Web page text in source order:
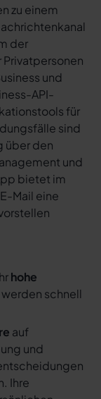
zu einem
der
und
API-
für
sind
über den
und
bietet im
Mail eine
hohe
schnell
auf
und
Ihre